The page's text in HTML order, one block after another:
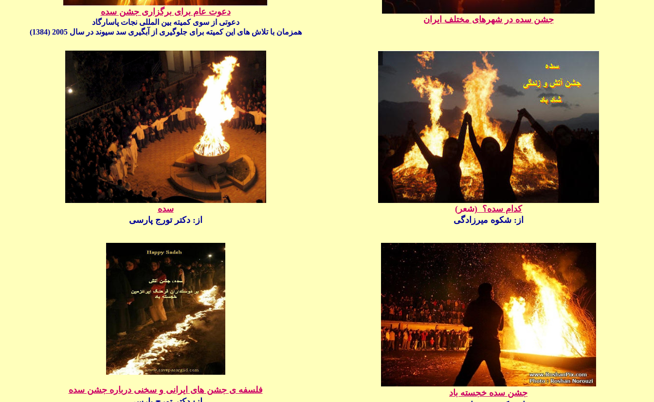
جشن سده در شهرهای مختلف ایران
دعوت عام برای برگزاری جشن سده
دعوتی از سوی کمیته بین المللی نجات پاسارگاد
همزمان با تلاش های این کمیته برای جلوگیری از آبگیری سد سیوند در سال 2005 (1384)
کدام سده؟ (شعر)
از:شکوه میرزادگی
سده
از:دکتر تورج پارسی
جشن سده خجسته باد
فلسفه ی جشن های ایرانی و سخنی درباره جشن سده